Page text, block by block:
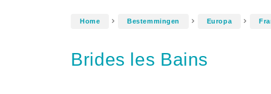
Home Bestemmingen Europa
Brides les Bains